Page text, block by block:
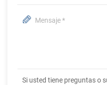
Si usted tiene preguntas o